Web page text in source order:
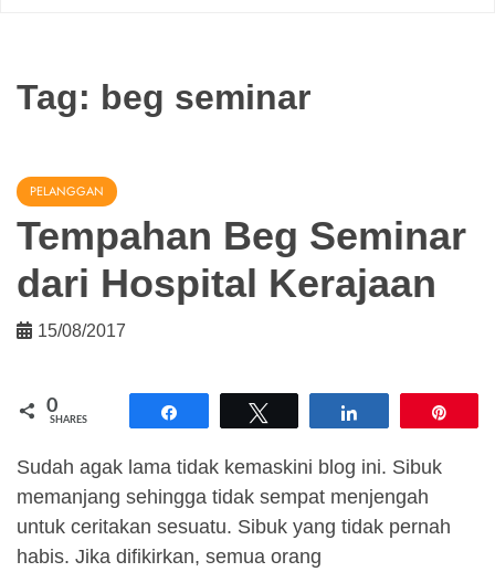
Tag: beg seminar
PELANGGAN
Tempahan Beg Seminar
dari Hospital Kerajaan
15/08/2017
0
SHARES
Sudah agak lama tidak kemaskini blog ini. Sibuk
memanjang sehingga tidak sempat menjengah
untuk ceritakan sesuatu. Sibuk yang tidak pernah
habis. Jika difikirkan, semua orang